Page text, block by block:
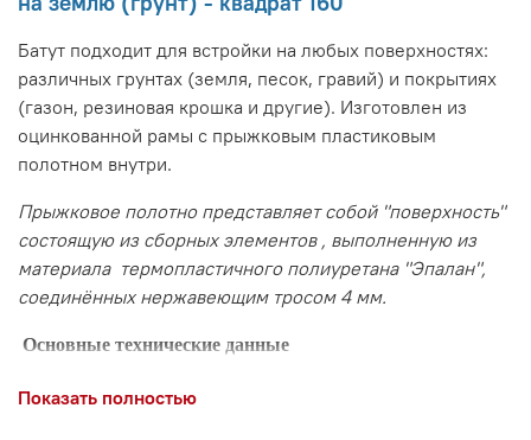
Батут подходит для встройки на любых поверхностях:
различных грунтах (земля, песок, гравий) и покрытиях
(газон, резиновая крошка и другие). Изготовлен из
оцинкованной рамы с прыжковым пластиковым
полотном внутри.
Прыжковое полотно представляет собой "поверхность"
состоящую из сборных элементов , выполненную из
материала термопластичного полиуретана "Эпалан",
соединённых нержавеющим тросом 4 мм.
Основные технические данные
Размеры прыжкового
Показать полностью